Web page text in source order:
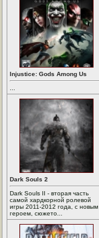
Injustice: Gods Among Us
Dark Souls 2
Dark Souls II - вторая часть
самой хардкорной ролевой
игры 2011-2012 года, с новым
героем, сюжето...